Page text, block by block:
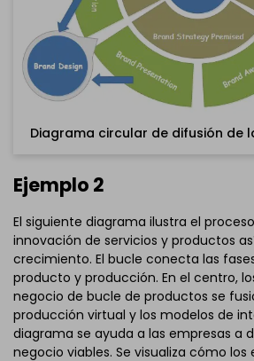
Diagrama circular de difusión de
Ejemplo 2
El siguiente diagrama ilustra el
innovación de servicios y productos
crecimiento. El bucle conecta las
producto y producción. En el centro,
negocio de bucle de productos se
producción virtual y los modelos de
diagrama se ayuda a las empresas a
negocio viables. Se visualiza cómo los